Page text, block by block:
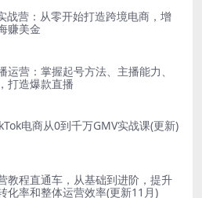
战营：从零开始打造跨境电商，增
赚美金
运营：掌握起号方法、主播能力、
打造爆款直播
电商从0到千万GMV实战课(更新)
教程直通车，从基础到进阶，提升
化率和整体运营效率(更新11月)